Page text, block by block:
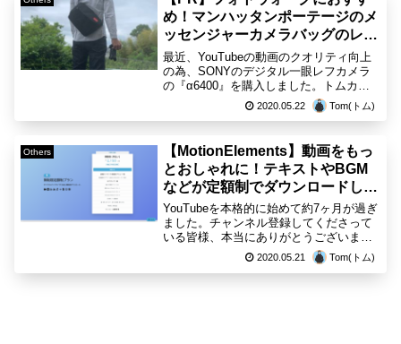
め！マンハッタンポーテージのメ
ッセンジャーカメラバッグのレビ
ュー！【Manhattan Portage】
最近、YouTubeの動画のクオリティ向上
の為、SONYのデジタル一眼レフカメラ
の『α6400』を購入しました。トムカメ
ラは全くの初心者で、日々勉強中です。
新型コロナウィルスの影響による外出自
外出が出来な...
2020.05.22 Tom(トム)
Others
【MotionElements】動画をもっ
とおしゃれに！テキストやBGM
などが定額制でダウンロードし放
題のモーションエレメンツの紹
介！
YouTubeを本格的に始めて約7ヶ月が過ぎ
ました。チャンネル登録してくださって
いる皆様、本当にありがとうございま
す！マヤまだ、ご登録されていない方は
チャンネル登録よろしくお願いいたしま
2020.05.21 Tom(トム)